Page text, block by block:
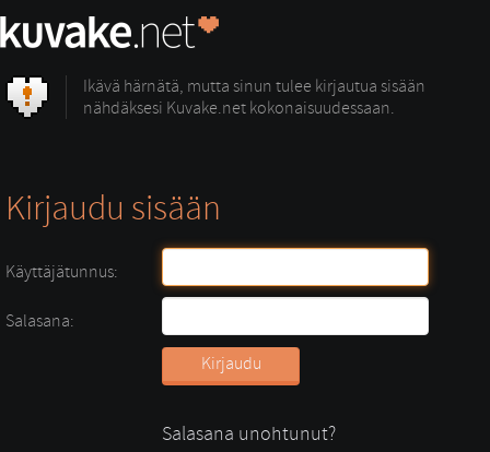
Ikävä härnätä, mutta sinun tulee kirjautua sisään
nähdäksesi Kuvake.net kokonaisuudessaan.
Kirjaudu sisään
Käyttäjätunnus:
Salasana:
Salasana unohtunut?